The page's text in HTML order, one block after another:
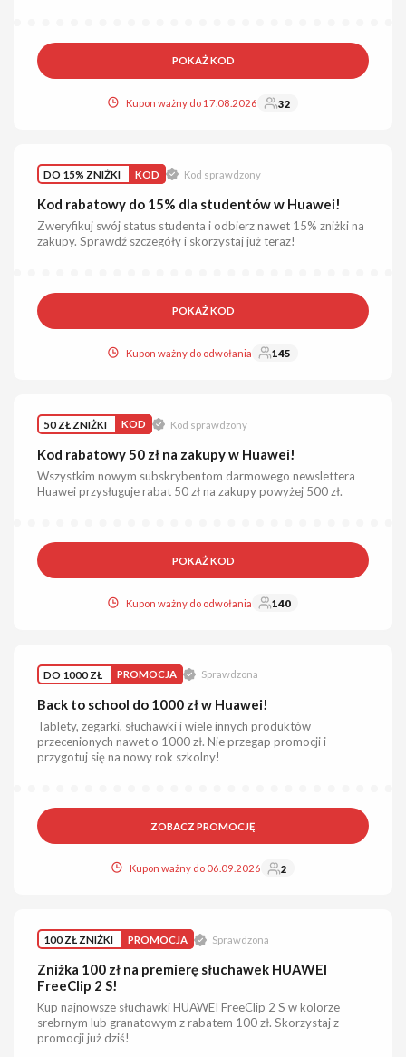
POKAŻ KOD
Kupon ważny do 17.08.2026 32
DO 15% ZNIŻKI KOD Kod sprawdzony
Kod rabatowy do 15% dla studentów w Huawei!
Zweryfikuj swój status studenta i odbierz nawet 15% zniżki na
zakupy. Sprawdź szczegóły i skorzystaj już teraz!
POKAŻ KOD
Kupon ważny do odwołania 145
50 ZŁ ZNIŻKI KOD Kod sprawdzony
Kod rabatowy 50 zł na zakupy w Huawei!
Wszystkim nowym subskrybentom darmowego newslettera
Huawei przysługuje rabat 50 zł na zakupy powyżej 500 zł.
POKAŻ KOD
Kupon ważny do odwołania 140
DO 1000 ZŁ PROMOCJA Sprawdzona
Back to school do 1000 zł w Huawei!
Tablety, zegarki, słuchawki i wiele innych produktów
przecenionych nawet o 1000 zł. Nie przegap promocji i
przygotuj się na nowy rok szkolny!
ZOBACZ PROMOCJĘ
Kupon ważny do 06.09.2026 2
100 ZŁ ZNIŻKI PROMOCJA Sprawdzona
Zniżka 100 zł na premierę słuchawek HUAWEI
FreeClip 2 S!
Kup najnowsze słuchawki HUAWEI FreeClip 2 S w kolorze
srebrnym lub granatowym z rabatem 100 zł. Skorzystaj z
promocji już dziś!